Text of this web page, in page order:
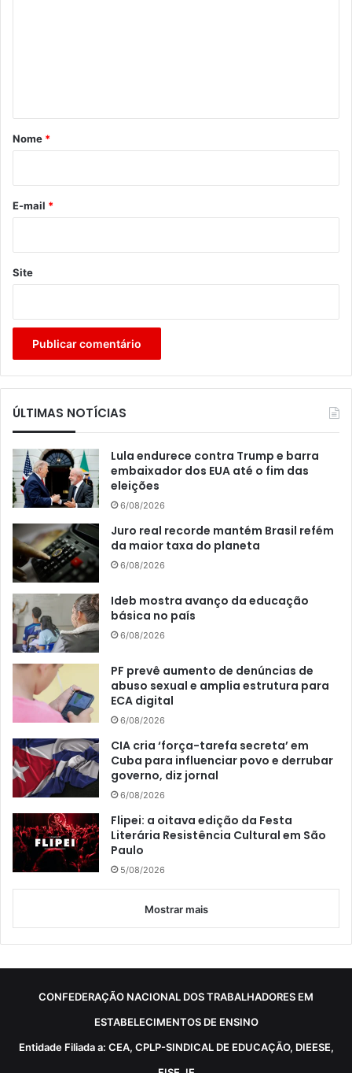
r
*
Nome *
E-mail *
Site
ÚLTIMAS NOTÍCIAS
Lula endurece contra Trump e barra
embaixador dos EUA até o fim das
eleições
6/08/2026
Juro real recorde mantém Brasil refém
da maior taxa do planeta
6/08/2026
Ideb mostra avanço da educação
básica no país
6/08/2026
PF prevê aumento de denúncias de
abuso sexual e amplia estrutura para
ECA digital
6/08/2026
CIA cria ‘força-tarefa secreta’ em
Cuba para influenciar povo e derrubar
governo, diz jornal
6/08/2026
Flipei: a oitava edição da Festa
Literária Resistência Cultural em São
Paulo
5/08/2026
Mostrar mais
CONFEDERAÇÃO NACIONAL DOS TRABALHADORES EM
ESTABELECIMENTOS DE ENSINO
Entidade Filiada a: CEA, CPLP-SINDICAL DE EDUCAÇÃO, DIEESE,